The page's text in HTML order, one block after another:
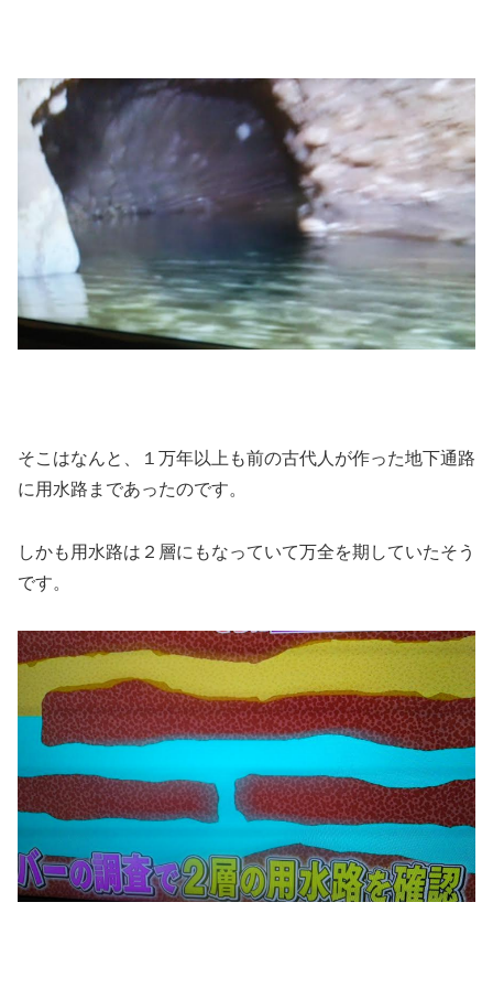
そこはなんと、１万年以上も前の古代人が作った地下通路
に用水路まであったのです。
しかも用水路は２層にもなっていて万全を期していたそう
です。